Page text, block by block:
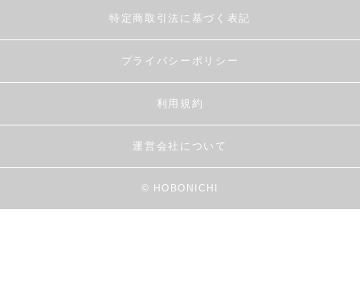
特定商取引法に基づく表記
プライバシーポリシー
利用規約
運営会社について
© HOBONICHI